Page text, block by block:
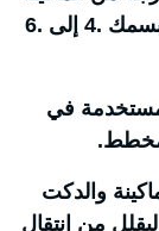
والداخلة في المبني ،ويستحسن أن يكون بسمك .4 إلى .6
في
والدكت
من انتقال